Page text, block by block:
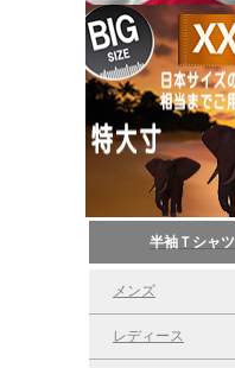
半袖Ｔシャツ
メンズ
レディース